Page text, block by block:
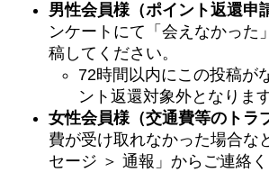
男性会員様（ポイント返還申
ンケートにて「会えなかった
稿してください。
72時間以内にこの投稿が
ント返還対象外となります
女性会員様（交通費等のトラ
費が受け取れなかった場合な
セージ ＞ 通報」からご連絡く